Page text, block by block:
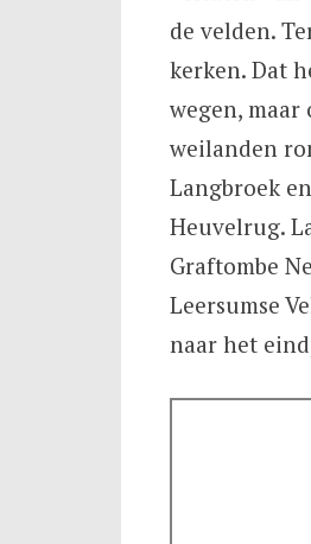
de velden.
kerken. Dat
wegen,
weilanden
Langbroek
Heuvelrug.
Graftombe
Leersumse
naar het